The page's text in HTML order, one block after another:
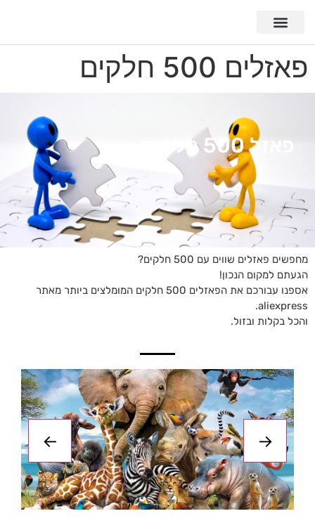
פאזלים 500 חלקים
פאזל 500 חלקים
מחפשים פאזלים שווים עם 500 חלקים?
הגעתם למקום הנכון!
אספנו עבורכם את הפאזלים 500 חלקים המומלצים ביותר מאתר
aliexpress.
והכל בקלות ובזול.